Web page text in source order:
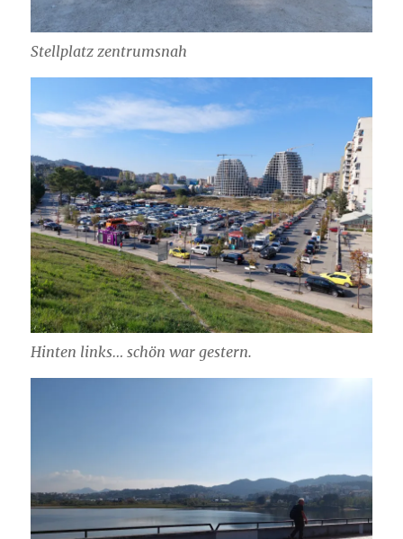
Stellplatz zentrumsnah
Hinten links… schön war gestern.